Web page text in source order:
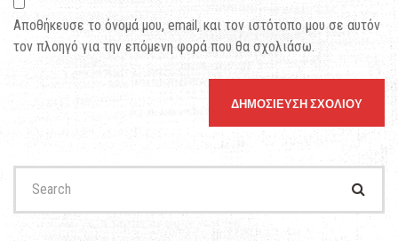
Αποθήκευσε το όνομά μου, email, και τον ιστότοπο μου σε αυτόν
τον πλοηγό για την επόμενη φορά που θα σχολιάσω.